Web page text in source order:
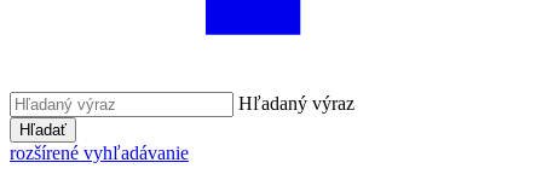
Hľadaný výraz
Hľadať
rozšírené vyhľadávanie